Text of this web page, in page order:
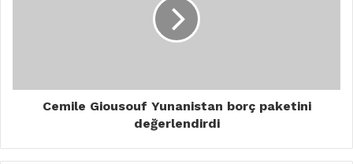
Cemile Giousouf Yunanistan borç paketini
değerlendirdi